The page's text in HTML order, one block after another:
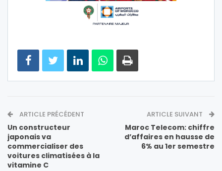
ARTICLE PRÉCÉDENT
Un constructeur
japonais va
commercialiser des
voitures climatisées à la
vitamine C
ARTICLE SUIVANT
Maroc Telecom: chiffre
d’affaires en hausse de
6% au 1er semestre